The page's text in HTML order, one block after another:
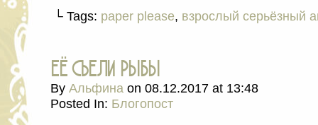
└ Tags: paper please, взрослый серьёзный
её съели рыбы
By Альфина on 08.12.2017 at 13:48
Posted In: Блогопост